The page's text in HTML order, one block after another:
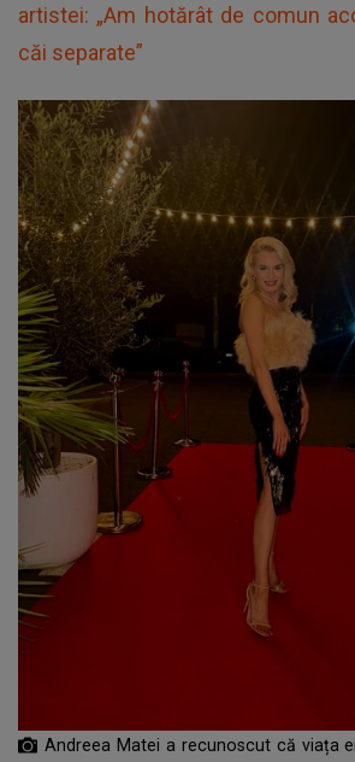
artistei: „Am hotărât de comun
căi separate”
Andreea Matei a recunoscut că viața